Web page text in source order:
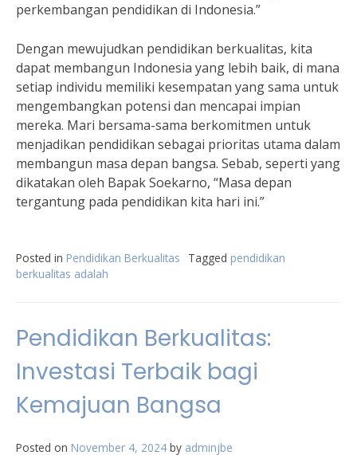
perkembangan pendidikan di Indonesia.”
Dengan mewujudkan pendidikan berkualitas, kita
dapat membangun Indonesia yang lebih baik, di mana
setiap individu memiliki kesempatan yang sama untuk
mengembangkan potensi dan mencapai impian
mereka. Mari bersama-sama berkomitmen untuk
menjadikan pendidikan sebagai prioritas utama dalam
membangun masa depan bangsa. Sebab, seperti yang
dikatakan oleh Bapak Soekarno, “Masa depan
tergantung pada pendidikan kita hari ini.”
Posted in Pendidikan Berkualitas Tagged pendidikan
berkualitas adalah
Pendidikan Berkualitas:
Investasi Terbaik bagi
Kemajuan Bangsa
Posted on November 4, 2024 by adminjbe